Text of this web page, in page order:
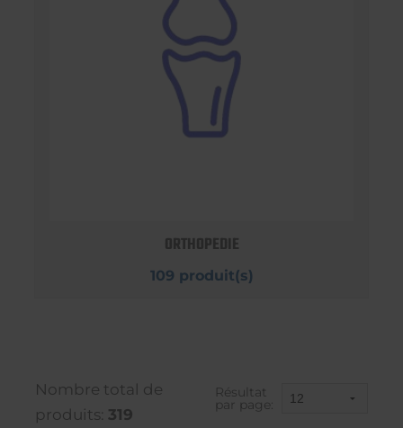
ORTHOPEDIE
109 produit(s)
Nombre total de
produits: 319
Résultat
par page: